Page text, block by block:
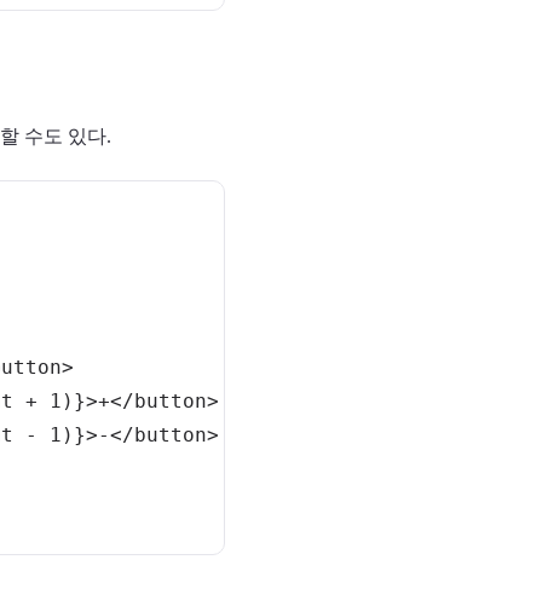
수도 있다.
>
+ 1 ) }>+</ button>
- 1 ) }>-</ button>